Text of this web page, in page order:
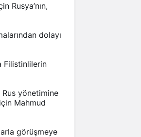
Rusya’nın,
dolayı
Filistinlilerin
Rus yönetimine
Mahmud
görüşmeye